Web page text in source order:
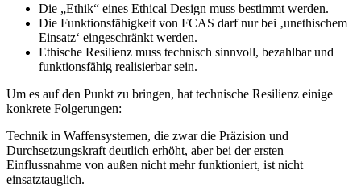
Die „Ethik“ eines Ethical Design muss bestimmt werden.
Die Funktionsfähigkeit von FCAS darf nur bei ‚unethischem
Einsatz‘ eingeschränkt werden.
Ethische Resilienz muss technisch sinnvoll, bezahlbar und
funktionsfähig realisierbar sein.
Um es auf den Punkt zu bringen, hat technische Resilienz einige
konkrete Folgerungen:
Technik in Waffensystemen, die zwar die Präzision und
Durchsetzungskraft deutlich erhöht, aber bei der ersten
Einflussnahme von außen nicht mehr funktioniert, ist nicht
einsatztauglich.